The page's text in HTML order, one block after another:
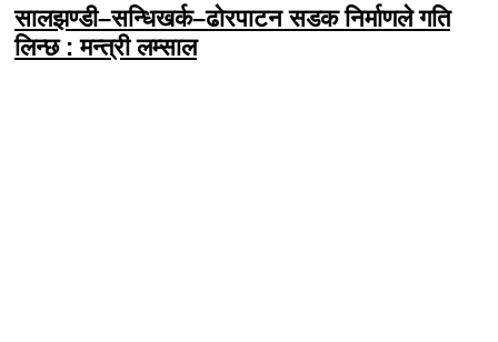
सालझण्डी–सन्धिखर्क–ढोरपाटन सडक निर्माणले गति
लिन्छ : मन्त्री लम्साल